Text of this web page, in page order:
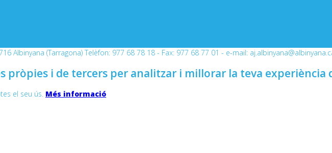
Albinyana (Tarragona) Telèfon: 977 68 78 18 - Fax: 977 68 77 01 - e-mail:
pròpies i de tercers per analitzar i millorar la teva experiència
el seu ús. Més informació